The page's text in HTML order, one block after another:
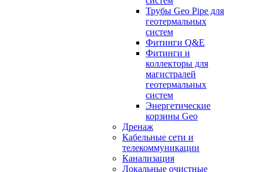
Трубы Geo Pipe для
геотермальных
систем
Фитинги Q&E
Фитинги и
коллекторы для
магистралей
геотермальных
систем
Энергетические
корзины Geo
Дренаж
Кабельные сети и
телекоммуникации
Канализация
Локальные очистные